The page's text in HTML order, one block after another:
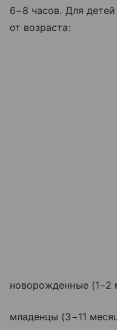
6−8 часов. Для
от возраста:
новорожденные (1−2
младенцы (3−11